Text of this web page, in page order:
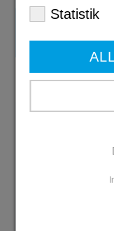
Statistik